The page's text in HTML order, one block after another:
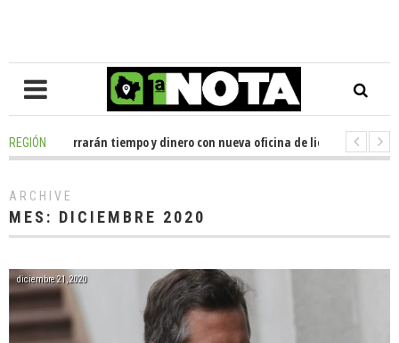
REGIÓNtiempo y dinero con nueva oficina de licencias de conducir en
ARCHIVE
MES: DICIEMBRE 2020
diciembre 21, 2020